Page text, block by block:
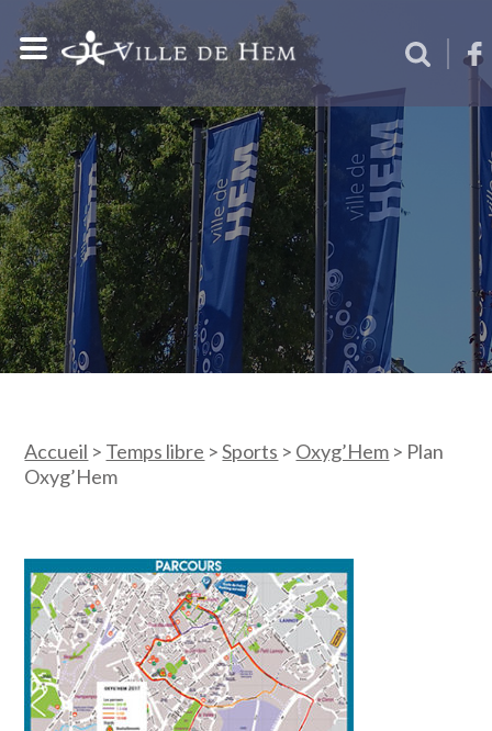
Accueil > Temps libre >Sports > Oxyg’Hem > Plan
Oxyg’Hem